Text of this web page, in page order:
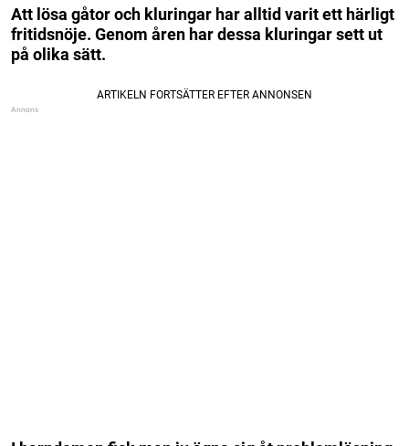
Att lösa gåtor och kluringar har alltid varit ett härligt
fritidsnöje. Genom åren har dessa kluringar sett ut
på olika sätt.